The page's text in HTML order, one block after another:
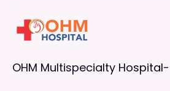
OHM Multispecialty